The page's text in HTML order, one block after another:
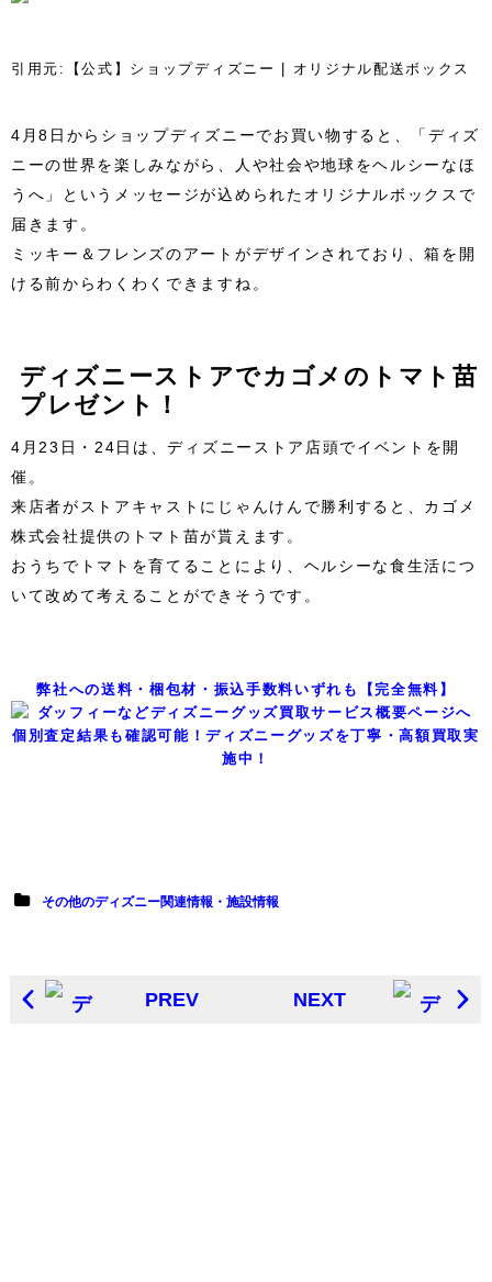
引用元:【公式】ショップディズニー | オリジナル配送ボックス
4月8日からショップディズニーでお買い物すると、「ディズ
ニーの世界を楽しみながら、人や社会や地球をヘルシーなほ
うへ」というメッセージが込められたオリジナルボックスで
届きます。
ミッキー＆フレンズのアートがデザインされており、箱を開
ける前からわくわくできますね。
ディズニーストアでカゴメのトマト苗
プレゼント！
4月23日・24日は、ディズニーストア店頭でイベントを開
催。
来店者がストアキャストにじゃんけんで勝利すると、カゴメ
株式会社提供のトマト苗が貰えます。
おうちでトマトを育てることにより、ヘルシーな食生活につ
いて改めて考えることができそうです。
弊社への送料・梱包材・振込手数料いずれも【完全無料】
個別査定結果も確認可能！ディズニーグッズを丁寧・高額買取実
施中！
その他のディズニー関連情報・施設情報
PREV NEXT